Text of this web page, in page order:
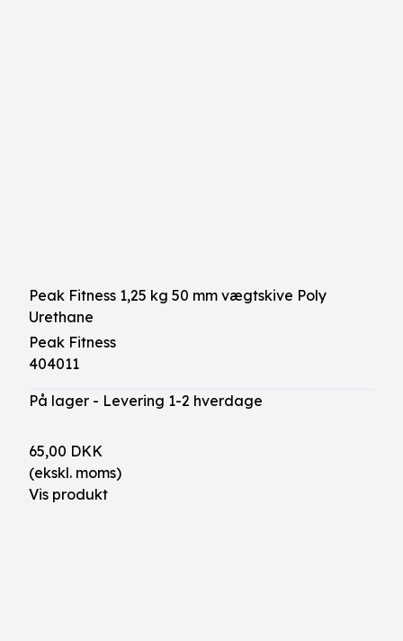
Peak Fitness 1,25 kg 50 mm vægtskive Poly
Urethane
Peak Fitness
404011
På lager - Levering 1-2 hverdage
65,00 DKK
(ekskl. moms)
Vis produkt